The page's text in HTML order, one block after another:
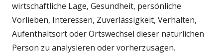
wirtschaftliche Lage, Gesundheit, persönliche
Vorlieben, Interessen, Zuverlässigkeit, Verhalten,
Aufenthaltsort oder Ortswechsel dieser natürlichen
Person zu analysieren oder vorherzusagen.